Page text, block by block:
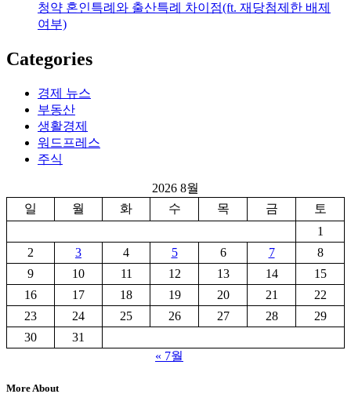
청약 혼인특례와 출산특례 차이점(ft. 재당첨제한 배제
여부)
Categories
경제 뉴스
부동산
생활경제
워드프레스
주식
2026 8월
일
월 화 수 목 금
토
1
2
3 4 5 6 7
8
9
10 11 12 13 14
15
16
17 18 19 20 21
22
23
24 25 26 27 28
29
30
31
« 7월
More About